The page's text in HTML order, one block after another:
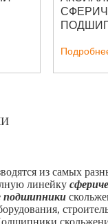
из самых
линейку
подшипники